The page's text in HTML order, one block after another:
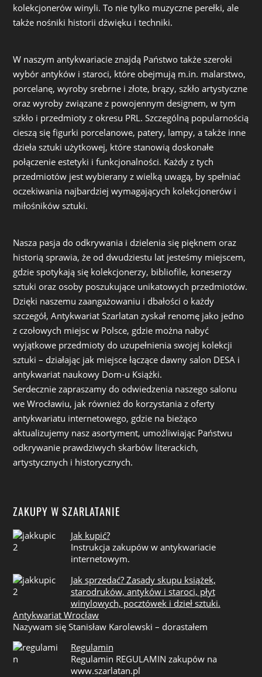
kolekcjonerów winyli. To nie tylko muzyczne perełki, ale
także nośniki historii dźwięku i techniki.
W naszym antykwariacie znajdą Państwo także szeroki
wybór antyków i staroci, które obejmują m.in. malarstwo,
porcelanę, wyroby srebrne i złote, brązy, szkło artystyczne
oraz wyroby związane z powojennym designem, w tym
szkło i przedmioty z okresu PRL. Szczególną popularnością
cieszą się figurki porcelanowe, patery, lampy, a także inne
dzieła sztuki użytkowej, które stanowią doskonałe
połączenie estetyki i funkcjonalności. Każdy z tych
przedmiotów jest wybierany z wielką uwagą, by spełniać
oczekiwania najbardziej wymagających kolekcjonerów i
miłośników sztuki.
Nasza pasja do odkrywania i dzielenia się pięknem oraz
historią sprawia, że od dwudziestu lat jesteśmy miejscem,
gdzie spotykają się kolekcjonerzy, bibliofile, koneserzy
sztuki oraz osoby poszukujące unikatowych przedmiotów.
Dzięki naszemu zaangażowaniu i dbałości o każdy
szczegół, Antykwariat Szarlatan zyskał renomę jako jedno
z czołowych miejsc w Polsce, gdzie można nabyć
wyjątkowe przedmioty do uzupełnienia swojej kolekcji
sztuki – działając jak miejsce łączące dawny salon DESA i
antykwariat naukowy Dom-u Książki.
Serdecznie zapraszamy do odwiedzenia naszego salonu
we Wrocławiu, jak również do korzystania z oferty
antykwariatu internetowego, gdzie na bieżąco
aktualizujemy nasz asortyment, umożliwiając Państwu
odkrywanie prawdziwych skarbów literackich,
artystycznych i historycznych.
ZAKUPY W SZARLATANIE
Jak kupić?
Instrukcja zakupów w antykwariacie
internetowym.
Jak sprzedać? Zasady skupu książek,
starodruków, antyków i staroci, płyt
winylowych, pocztówek i dzieł sztuki.
Antykwariat Wrocław
Nazywam się Stanisław Karolewski – dorastałem
Regulamin
Regulamin REGULAMIN zakupów na
www.szarlatan.pl